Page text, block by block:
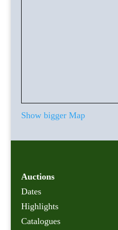
Show bigger Map
Auctions
Dates
Highlights
Catalogues